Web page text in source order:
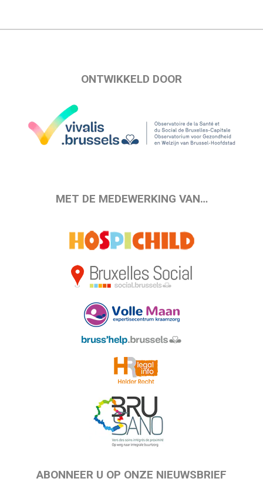
ONTWIKKELD DOOR
MET DE MEDEWERKING VAN…
ABONNEER U OP ONZE NIEUWSBRIEF